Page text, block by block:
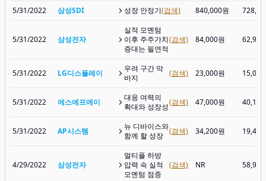
5/31/2022 삼성SDI 성장 안정기(검색) 840,000원
5/31/2022 삼성전자
실적 모멘텀
이후 주주가치
증대는 필연적
(검색) 84,000원
5/31/2022 LG디스플레이
우려 구간 막
바지
(검색) 23,000원
5/31/2022 에스에프에이
대응 여력의
확대와 성장성(검색) 47,000원
5/31/2022 AP시스템
뉴 디바이스와
함께 할 성장 (검색) 34,200원
4/29/2022 삼성전자
멀티플 하방
압력 속 실적
모멘텀 점증
(검색) NR